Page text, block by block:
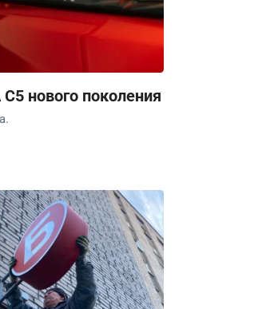
нового поколения